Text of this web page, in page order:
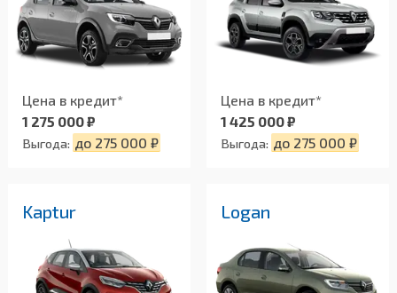
Цена в кредит*
1 275 000 ₽
Выгода: до 275 000 ₽
Цена в кредит*
1 425 000 ₽
Выгода: до 275 000 ₽
Kaptur Logan